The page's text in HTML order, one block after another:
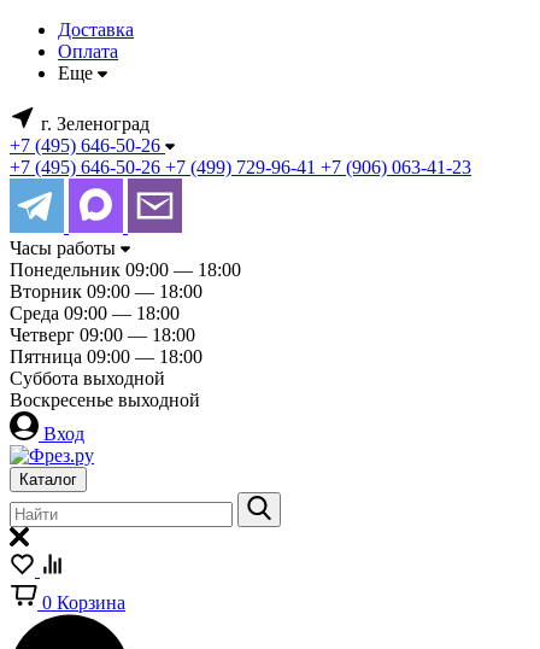
Доставка
Оплата
Еще
г. Зеленоград
+7 (495) 646-50-26
+7 (495) 646-50-26 +7 (499) 729-96-41 +7 (906) 063-41-23
Часы работы
Понедельник 09:00 — 18:00
Вторник 09:00 — 18:00
Среда 09:00 — 18:00
Четверг 09:00 — 18:00
Пятница 09:00 — 18:00
Суббота выходной
Воскресенье выходной
Вход
Каталог
0 Корзина